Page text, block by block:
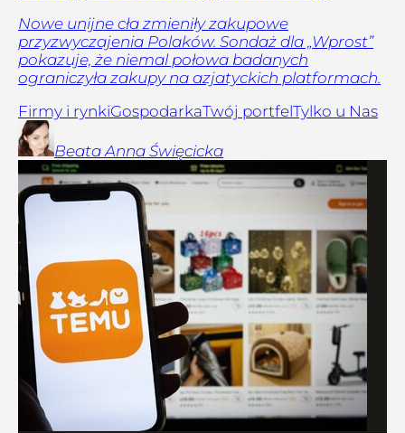
Nowe unijne cła zmieniły zakupowe
przyzwyczajenia Polaków. Sondaż dla „Wprost”
pokazuje, że niemal połowa badanych
ograniczyła zakupy na azjatyckich platformach.
Firmy i rynkiGospodarkaTwój portfelTylko u Nas
Beata Anna Święcicka